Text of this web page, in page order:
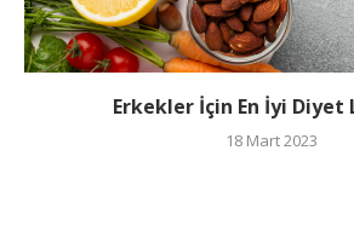
Erkekler İçin En İyi
18 Mart 2023